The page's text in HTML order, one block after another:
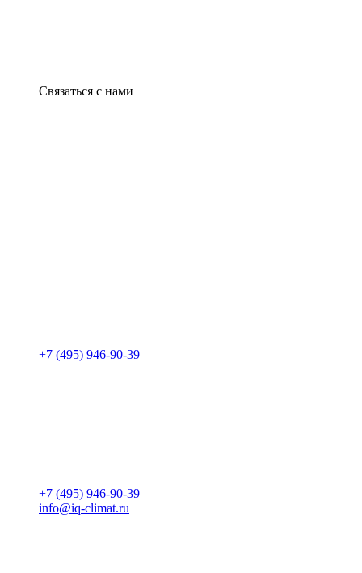
Связаться с нами
+7 (495) 946-90-39
+7 (495) 946-90-39
info@iq-climat.ru